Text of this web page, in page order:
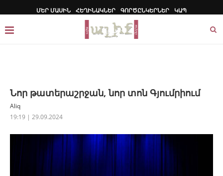
ՄԵՐ ՄԱՍԻՆ ՀԵՂԻՆԱԿՆԵՐ ԳՈՐԾԸՆԿԵՐՆԵՐ ԿԱՊ
Նոր թատերաշրջան, նոր տոն Գյումրիում
Aliq
19:19 | 29.09.2024